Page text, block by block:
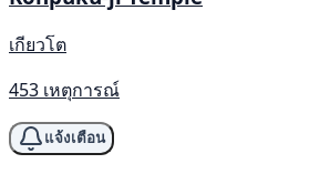
เกียวโต
453 เหตุการณ์
แจ้งเตือน